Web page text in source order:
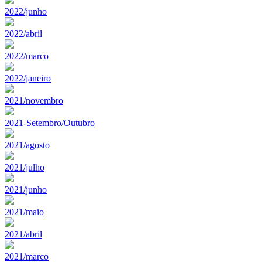
2022/junho
2022/abril
2022/marco
2022/janeiro
2021/novembro
2021-Setembro/Outubro
2021/agosto
2021/julho
2021/junho
2021/maio
2021/abril
2021/marco